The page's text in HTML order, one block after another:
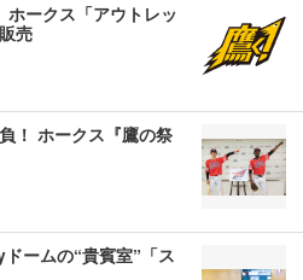
ークス「アウトレッ
売
！ ホークス『鷹の祭
ームの“貴賓室”「ス